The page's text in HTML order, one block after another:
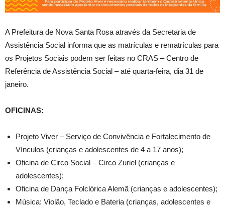
A Prefeitura de Nova Santa Rosa através da Secretaria de
Assistência Social informa que as matrículas e rematrículas para
os Projetos Sociais podem ser feitas no CRAS – Centro de
Referência de Assistência Social – até quarta-feira, dia 31 de
janeiro.
OFICINAS:
Projeto Viver – Serviço de Convivência e Fortalecimento de
Vínculos (crianças e adolescentes de 4 a 17 anos);
Oficina de Circo Social – Circo Zuriel (crianças e
adolescentes);
Oficina de Dança Folclórica Alemã (crianças e adolescentes);
Música: Violão, Teclado e Bateria (crianças, adolescentes e